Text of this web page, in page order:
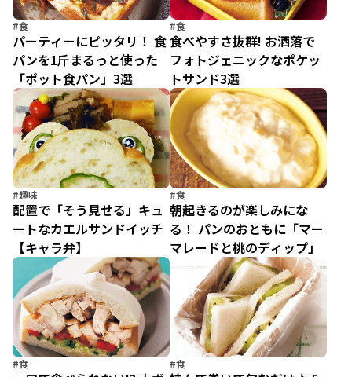
#食
パーティーにピッタリ！ 食
パンを1斤まるっと使った
「ポット食パン」3選
#食
食べやすさ抜群! お洒落で
フォトジェニックなポケッ
トサンド3選
#趣味
配置で「そう見せる」キュ
ートなカエルサンドイッチ
【キャラ弁】
#食
朝起きるのが楽しみにな
る！ パンのおともに「マー
マレードと桃のディップ」
#食 #食